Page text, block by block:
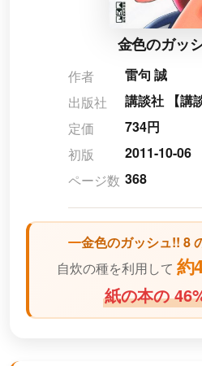
金色のガッ
作者
雷句 誠
出版社
講談社 【講
定価
734円
初版
2011-10-06
ページ数 368
金色のガッシュ!! 8
自炊の種を利用して 約
紙の本の